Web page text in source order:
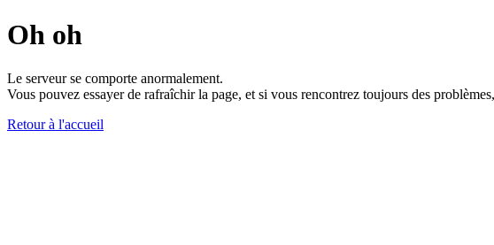
Oh oh
Le serveur se comporte anormalement.
Vous pouvez essayer de rafraîchir la page, et si vous rencontrez toujours des
Retour à l'accueil